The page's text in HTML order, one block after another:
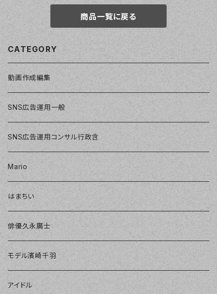
商品一覧に戻る
CATEGORY
動画作成編集
SNS広告運用一般
SNS広告運用コンサル行政含
Mario
はまちい
俳優久永廣士
モデル濱崎千羽
アイドル